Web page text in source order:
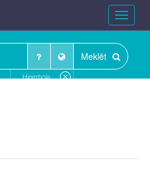
Toggle
Meklēt
Hiperbola